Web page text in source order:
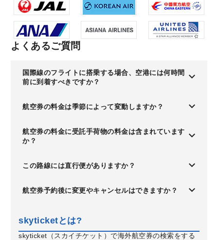
よくあるご質問
国際線のフライトに搭乗する場合、空港には何時間
前に到着すべきですか？
航空券の料金は季節によって変動しますか？
航空券の料金に受託手荷物の料金は含まれています
か？
この路線には直行便がありますか？
航空券予約後に変更やキャンセルはできますか？
skyticketとは?
skyticket（スカイチケット）で海外航空券の検索をする